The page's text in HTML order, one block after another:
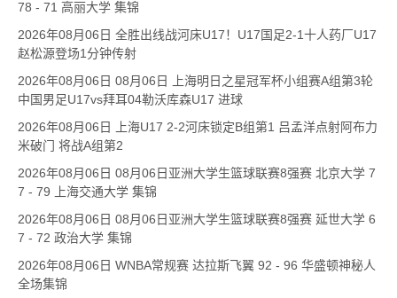
78 - 71 高丽大学 集锦
2026年08月06日 全胜出线战河床U17！U17国足2-1十人药厂U17
赵松源登场1分钟传射
2026年08月06日 08月06日 上海明日之星冠军杯小组赛A组第3轮
中国男足U17vs拜耳04勒沃库森U17 进球
2026年08月06日 上海U17 2-2河床锁定B组第1 吕孟洋点射阿布力
米破门 将战A组第2
2026年08月06日 08月06日亚洲大学生篮球联赛8强赛 北京大学 7
7 - 79 上海交通大学 集锦
2026年08月06日 08月06日亚洲大学生篮球联赛8强赛 延世大学 6
7 - 72 政治大学 集锦
2026年08月06日 WNBA常规赛 达拉斯飞翼 92 - 96 华盛顿神秘人
全场集锦